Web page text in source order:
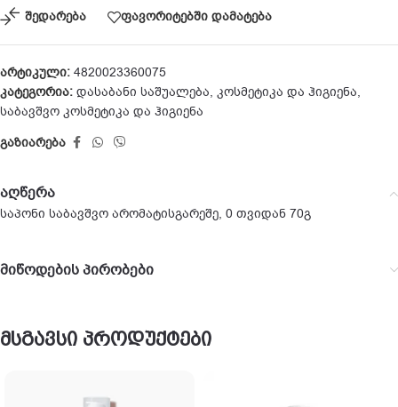
შედარება ფავორიტებში დამატება
არტიკული: 4820023360075
კატეგორია: დასაბანი საშუალება, კოსმეტიკა და ჰიგიენა,
საბავშვო კოსმეტიკა და ჰიგიენა
გაზიარება
აღწერა
საპონი საბავშვო არომატისგარეშე, 0 თვიდან 70გ
მიწოდების პირობები
მსგავსი პროდუქტები